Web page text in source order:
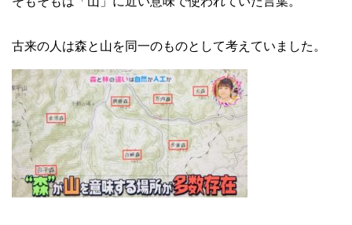
古来の人は森と山を同一のものとして考えていました。